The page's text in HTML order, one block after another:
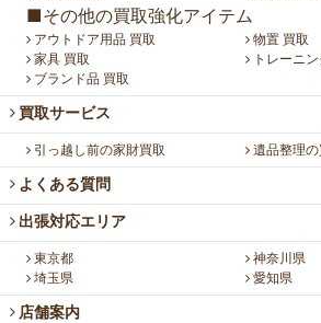
■その他の買取強化アイテム
アウトドア用品 買取
物置 買取
家具 買取
トレーニン
ブランド品 買取
買取サービス
引っ越し前の家財買取 遺品整理の
よくある質問
出張対応エリア
東京都
神奈川県
埼玉県
愛知県
店舗案内